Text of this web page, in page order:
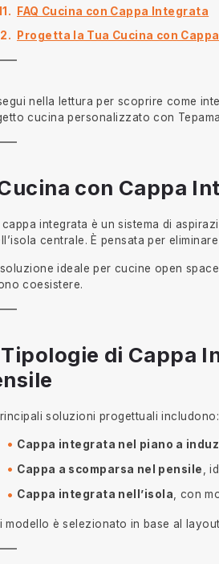
FAQ Cucina con Cappa Integrata
Progetta la Tua Cucina con
nella lettura per scoprire come
cucina personalizzato con
con Cappa
cappa integrata è un sistema di
centrale. È pensata per
soluzione ideale per cucine open
coesistere.
di Cappa
soluzioni progettuali includono:
Cappa integrata nel piano a
Cappa a scomparsa nel pensile
,
Cappa integrata nell’isola, con
modello è selezionato in base al